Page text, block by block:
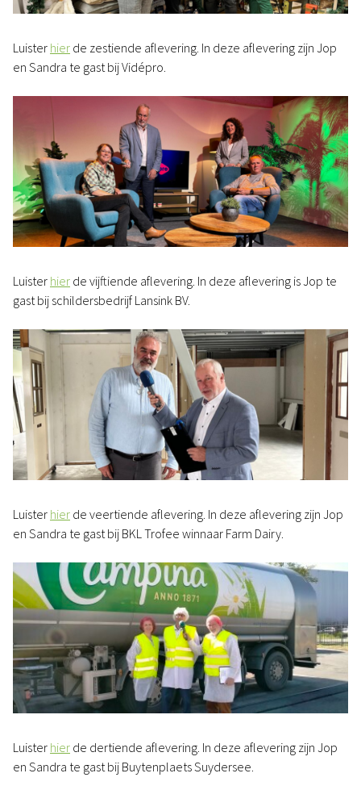
Luister hier de zestiende aflevering. In deze aflevering zijn Jop
en Sandra te gast bij Vidépro.
Luister hier de vijftiende aflevering. In deze aflevering is Jop te
gast bij schildersbedrijf Lansink BV.
Luister hier de veertiende aflevering. In deze aflevering zijn Jop
en Sandra te gast bij BKL Trofee winnaar Farm Dairy.
Luister hier de dertiende aflevering. In deze aflevering zijn Jop
en Sandra te gast bij Buytenplaets Suydersee.